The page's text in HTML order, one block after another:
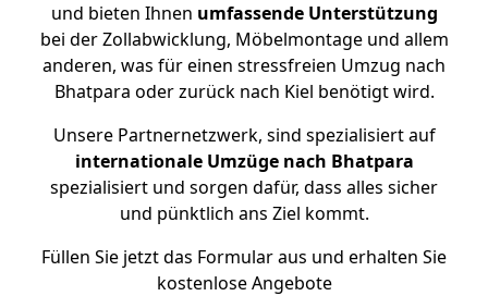
und bieten Ihnen umfassende Unterstützung
bei der Zollabwicklung, Möbelmontage und allem
anderen, was für einen stressfreien Umzug nach
Bhatpara oder zurück nach Kiel benötigt wird.
Unsere Partnernetzwerk, sind spezialisiert auf
internationale Umzüge nach Bhatpara
spezialisiert und sorgen dafür, dass alles sicher
und pünktlich ans Ziel kommt.
Füllen Sie jetzt das Formular aus und erhalten Sie
kostenlose Angebote